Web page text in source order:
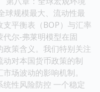
球规模最大、流动性最
平衡表（BOP）与汇率
尔-弗莱明模型在固
策含义。我们特别关注
对本国货币政策的制
场波动的影响机制。
性风险防控 一个稳定